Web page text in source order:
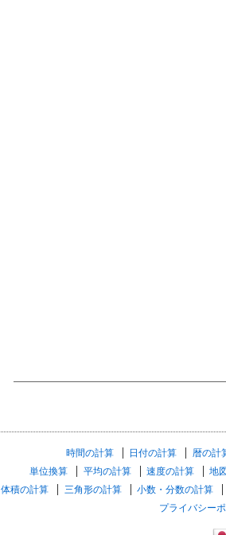
時間の計算 日付の計算 暦の計
単位換算
平均の計算 速度の計算 地
体積の計算
三角形の計算 小数・分数の計算
プライバシー